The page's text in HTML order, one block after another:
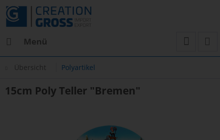
Menü
Übersicht Polyartikel
15cm Poly Teller "Bremen"